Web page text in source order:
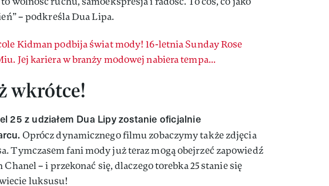
– podkreśla Dua Lipa.
Kidman podbija świat mody! 16-letnia Sunday Rose
Jej kariera w branży modowej nabiera tempa...
wkrótce!
25 z udziałem Dua Lipy zostanie oficjalnie
Oprócz dynamicznego filmu zobaczymy także zdjęcia
Tymczasem fani mody już teraz mogą obejrzeć zapowiedź
– i przekonać się, dlaczego torebka 25 stanie się
luksusu!